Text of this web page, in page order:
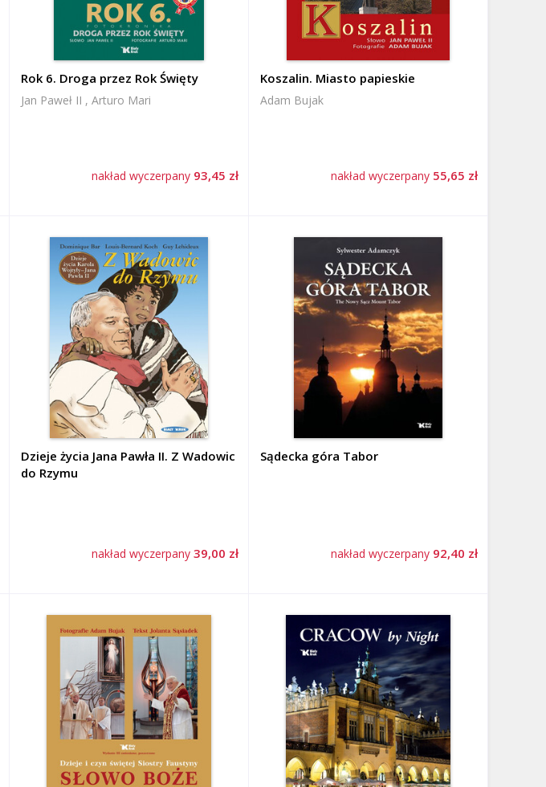
Rok 6. Droga przez Rok Święty
Jan Paweł II , Arturo Mari
nakład wyczerpany 93,45 zł
Koszalin. Miasto papieskie
Adam Bujak
nakład wyczerpany 55,65 zł
Dzieje życia Jana Pawła II. Z Wadowic
do Rzymu
nakład wyczerpany 39,00 zł
Sądecka góra Tabor
nakład wyczerpany 92,40 zł